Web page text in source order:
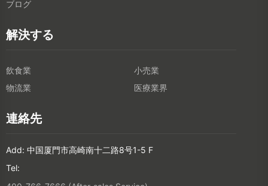
ブログ
解決する
飲食業
小売業
物流業
医療業界
連絡先
Add: 中国厦門市高崎南十二路8号1-5 F
Tel: